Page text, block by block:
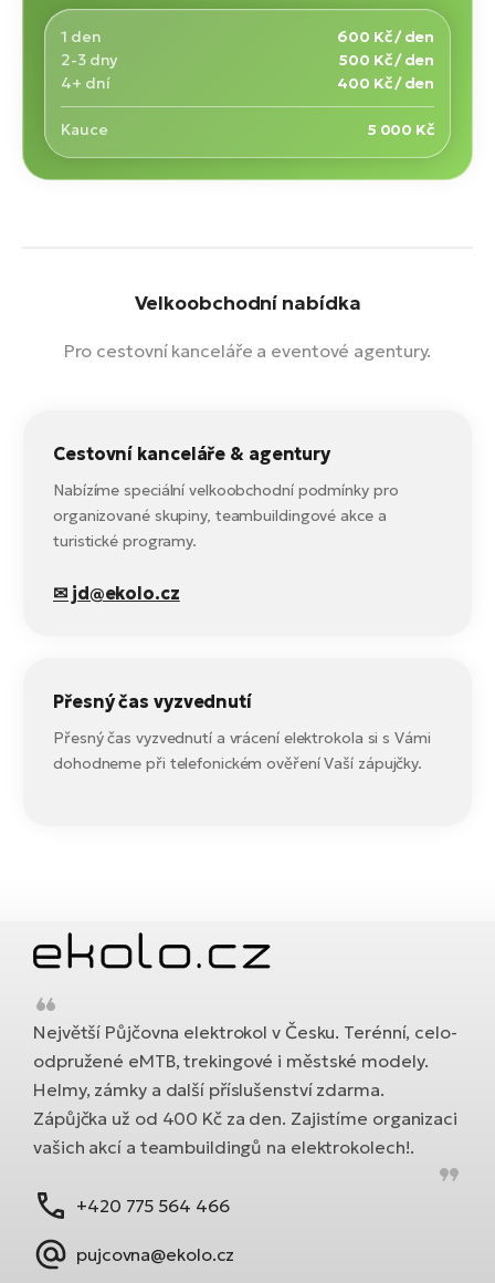
1 den
600 Kč / den
2-3 dny
500 Kč / den
4+ dní
400 Kč / den
Kauce 5 000 Kč
Velkoobchodní nabídka
Pro cestovní kanceláře a eventové agentury.
Cestovní kanceláře & agentury
Nabízíme speciální velkoobchodní podmínky pro
organizované skupiny, teambuildingové akce a
turistické programy.
✉ jd@ekolo.cz
Přesný čas vyzvednutí
Přesný čas vyzvednutí a vrácení elektrokola si s Vámi
dohodneme při telefonickém ověření Vaší zápujčky.
Největší Půjčovna elektrokol v Česku. Terénní, celo-
odpružené eMTB, trekingové i městské modely.
Helmy, zámky a další příslušenství zdarma.
Zápůjčka už od 400 Kč za den. Zajistíme organizaci
vašich akcí a teambuildingů na elektrokolech!.
+420 775 564 466
pujcovna@ekolo.cz